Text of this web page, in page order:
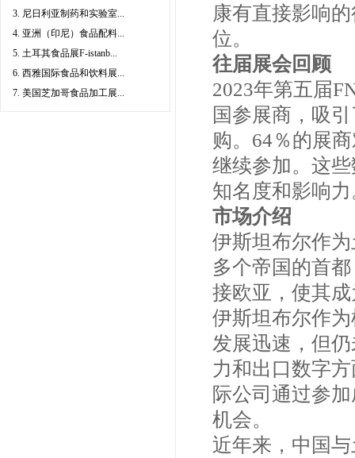
3. 尼日利亚制药和实验室...
4. 亚洲（印尼）食品配料...
5. 土耳其食品展F-istanb...
6. 西雅国际食品和饮料展...
7. 美国芝加哥食品加工展...
康有直接影响
位。
往届展会回顾
2023年第五届
国参展商，吸
购。64％的展
继续参加。这
知名度和影响
市场介绍
伊斯坦布尔作
多个帝国的首
接欧亚，使其
伊斯坦布尔作
发展迅速，但
力和出口数字
际公司通过参
机会。
近年来，中国